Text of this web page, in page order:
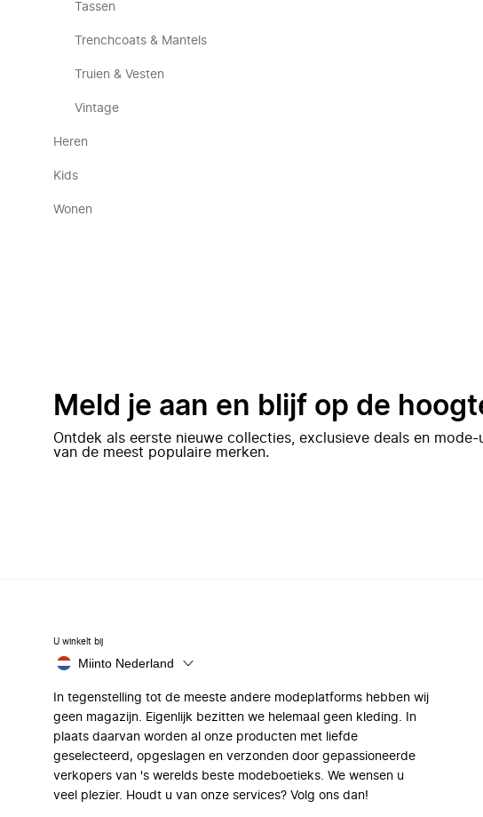
Tassen
Trenchcoats & Mantels
Truien & Vesten
Vintage
Heren
Kids
Wonen
Meld je aan en blijf op de
Ontdek als eerste nieuwe collecties, exclusieve deals en mode-
van de meest populaire merken.
U winkelt bij
Miinto Nederland
In tegenstelling tot de meeste andere modeplatforms hebben wij
geen magazijn. Eigenlijk bezitten we helemaal geen kleding. In
plaats daarvan worden al onze producten met liefde
geselecteerd, opgeslagen en verzonden door gepassioneerde
verkopers van 's werelds beste modeboetieks. We wensen u
veel plezier. Houdt u van onze services? Volg ons dan!